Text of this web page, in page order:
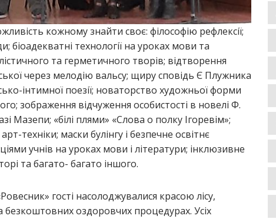
кожному знайти своє: філософію рефлексії;
біоадекватні технології на уроках мови та
та герметичного творів; відтворення
через мелодію вальсу; щиру сповідь Є Плужника
інтимної поезії; новаторство художньої форми
зображення відчуження особистості в новелі Ф.
Мазепи; «білі плями» «Слова о полку Ігоревім»;
техніки; маски булінгу і безпечне освітнє
учнів на уроках мови і літератури; інклюзивне
та багато- багато іншого.
гості насолоджувалися красою лісу,
безкоштовних оздоровчих процедурах. Усіх